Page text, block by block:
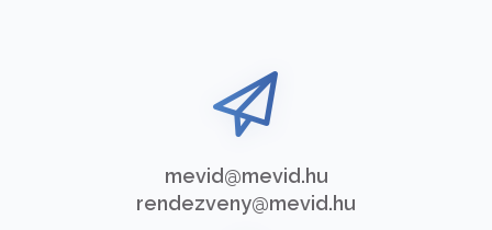
mevid@mevid.hu
rendezveny@mevid.hu